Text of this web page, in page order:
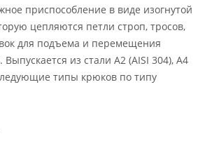
приспособление в виде изогнутой
цепляются петли строп, тросов,
для подъема и перемещения
Выпускается из стали А2 (AISI 304), А4
типы крюков по типу